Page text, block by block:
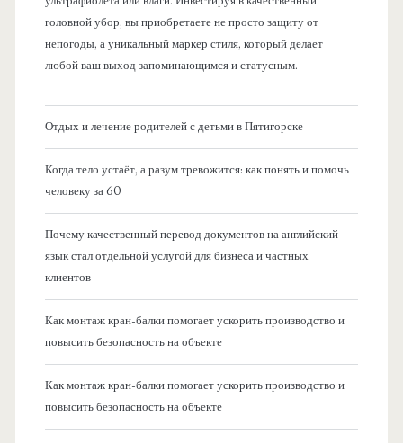
головной убор, вы приобретаете не просто защиту от
непогоды, а уникальный маркер стиля, который делает
любой ваш выход запоминающимся и статусным.
Отдых и лечение родителей с детьми в Пятигорске
Когда тело устаёт, а разум тревожится: как понять и помочь
человеку за 60
Почему качественный перевод документов на английский
язык стал отдельной услугой для бизнеса и частных
клиентов
Как монтаж кран-балки помогает ускорить производство и
повысить безопасность на объекте
Как монтаж кран-балки помогает ускорить производство и
повысить безопасность на объекте